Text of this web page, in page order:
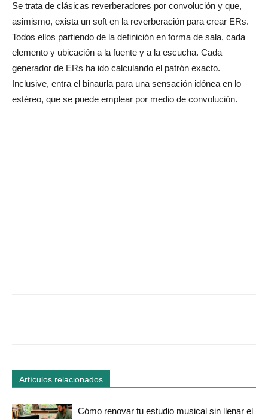
Se trata de clásicas reverberadores por convolución y que,
asimismo, exista un soft en la reverberación para crear ERs.
Todos ellos partiendo de la definición en forma de sala, cada
elemento y ubicación a la fuente y a la escucha. Cada
generador de ERs ha ido calculando el patrón exacto.
Inclusive, entra el binaurla para una sensación idónea en lo
estéreo, que se puede emplear por medio de convolución.
Artículos relacionados
Cómo renovar tu estudio musical sin llenar el